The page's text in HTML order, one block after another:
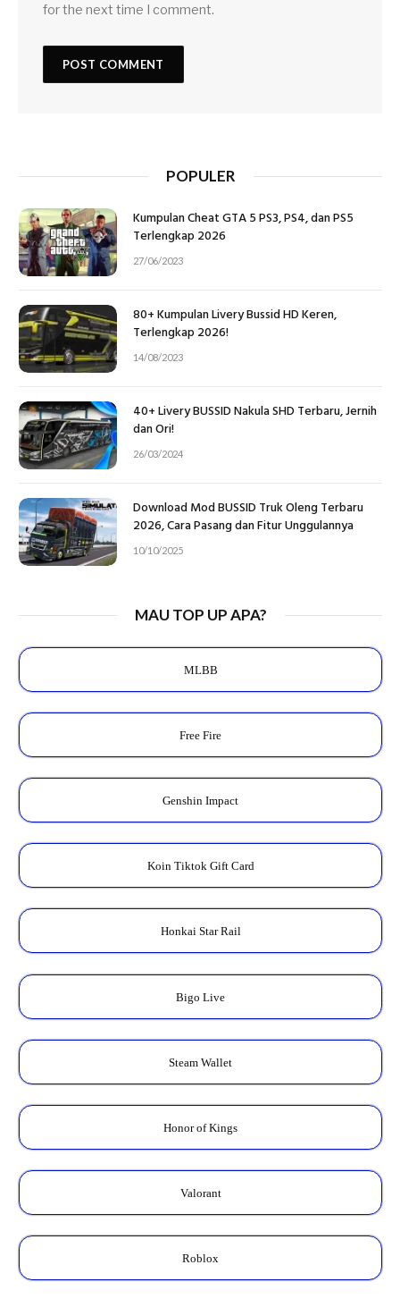
for the next time I comment.
POPULER
Kumpulan Cheat GTA 5 PS3, PS4, dan PS5
Terlengkap 2026
27/06/2023
80+ Kumpulan Livery Bussid HD Keren,
Terlengkap 2026!
14/08/2023
40+ Livery BUSSID Nakula SHD Terbaru, Jernih
dan Ori!
26/03/2024
Download Mod BUSSID Truk Oleng Terbaru
2026, Cara Pasang dan Fitur Unggulannya
10/10/2025
MAU TOP UP APA?
MLBB
Free Fire
Genshin Impact
Koin Tiktok Gift Card
Honkai Star Rail
Bigo Live
Steam Wallet
Honor of Kings
Valorant
Roblox